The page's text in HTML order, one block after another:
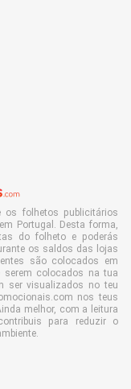
os folhetos publicitários
Portugal. Desta forma,
do folheto e poderás
os saldos das lojas
são colocados em
colocados na tua
ser visualizados no teu
nos teus
melhor, com a leitura
para reduzir o